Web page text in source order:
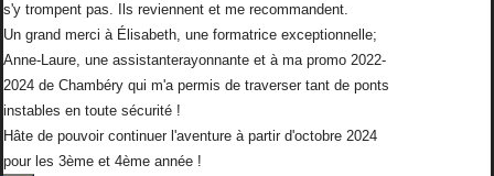
s'y trompent pas. Ils reviennent et me recommandent.
Un grand merci à Élisabeth, une formatrice exceptionnelle;
Anne-Laure, une assistanterayonnante et à ma promo 2022-
2024 de Chambéry qui m'a permis de traverser tant de ponts
instables en toute sécurité !
Hâte de pouvoir continuer l'aventure à partir d'octobre 2024
pour les 3ème et 4ème année !